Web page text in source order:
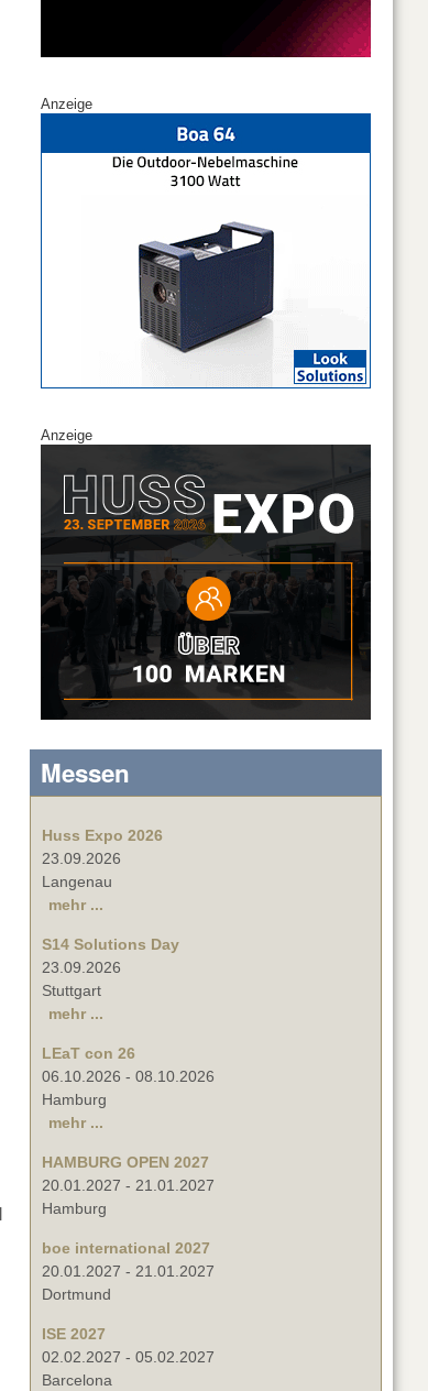
Anzeige
Anzeige
Messen
Huss Expo 2026
23.09.2026
Langenau
mehr ...
S14 Solutions Day
23.09.2026
Stuttgart
mehr ...
LEaT con 26
06.10.2026 - 08.10.2026
Hamburg
mehr ...
HAMBURG OPEN 2027
20.01.2027 - 21.01.2027
Hamburg
boe international 2027
20.01.2027 - 21.01.2027
Dortmund
ISE 2027
02.02.2027 - 05.02.2027
Barcelona